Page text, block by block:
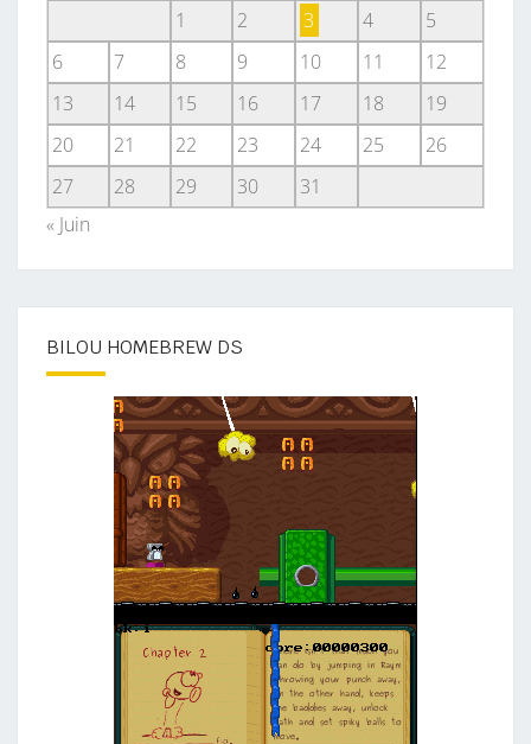
1 2 3 4
5
6
7 8 9 10 11
12
13
14 15 16 17 18
19
20
21 22 23 24 25
26
27
28 29 30
31
« Juin
BILOU HOMEBREW DS